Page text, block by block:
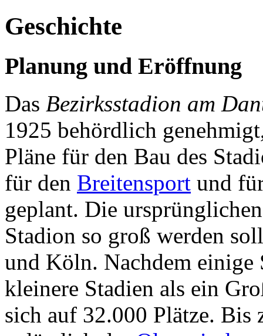
Geschichte
Planung und Eröffnung
Das Bezirksstadion am
1925 behördlich
Pläne für den Bau des
für den Breitensport und
geplant. Die
Stadion so groß werden
und Köln. Nachdem einige
kleinere Stadien als ein
sich auf 32.000 Plätze. Bis